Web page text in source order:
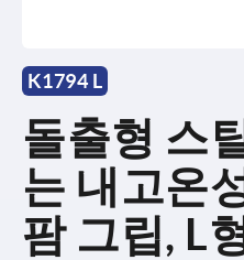
K1794 L
돌출형 스
는 내고온
팜 그립, L